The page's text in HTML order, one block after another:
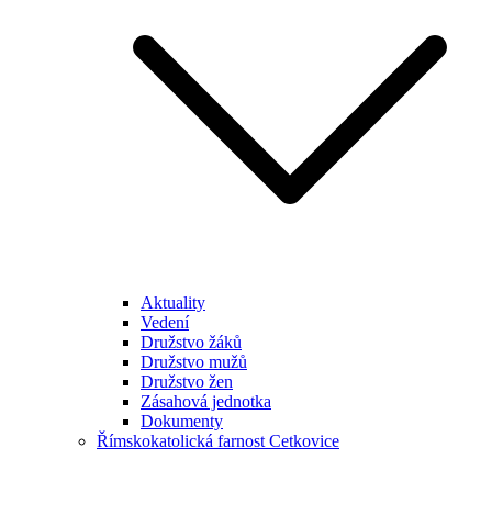
Aktuality
Vedení
Družstvo žáků
Družstvo mužů
Družstvo žen
Zásahová jednotka
Dokumenty
Římskokatolická farnost Cetkovice